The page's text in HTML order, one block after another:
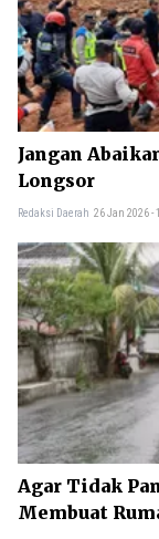
Jangan
Longsor
Redaksi Daerah 26 Jan 2026 -
Agar Tidak
Membuat